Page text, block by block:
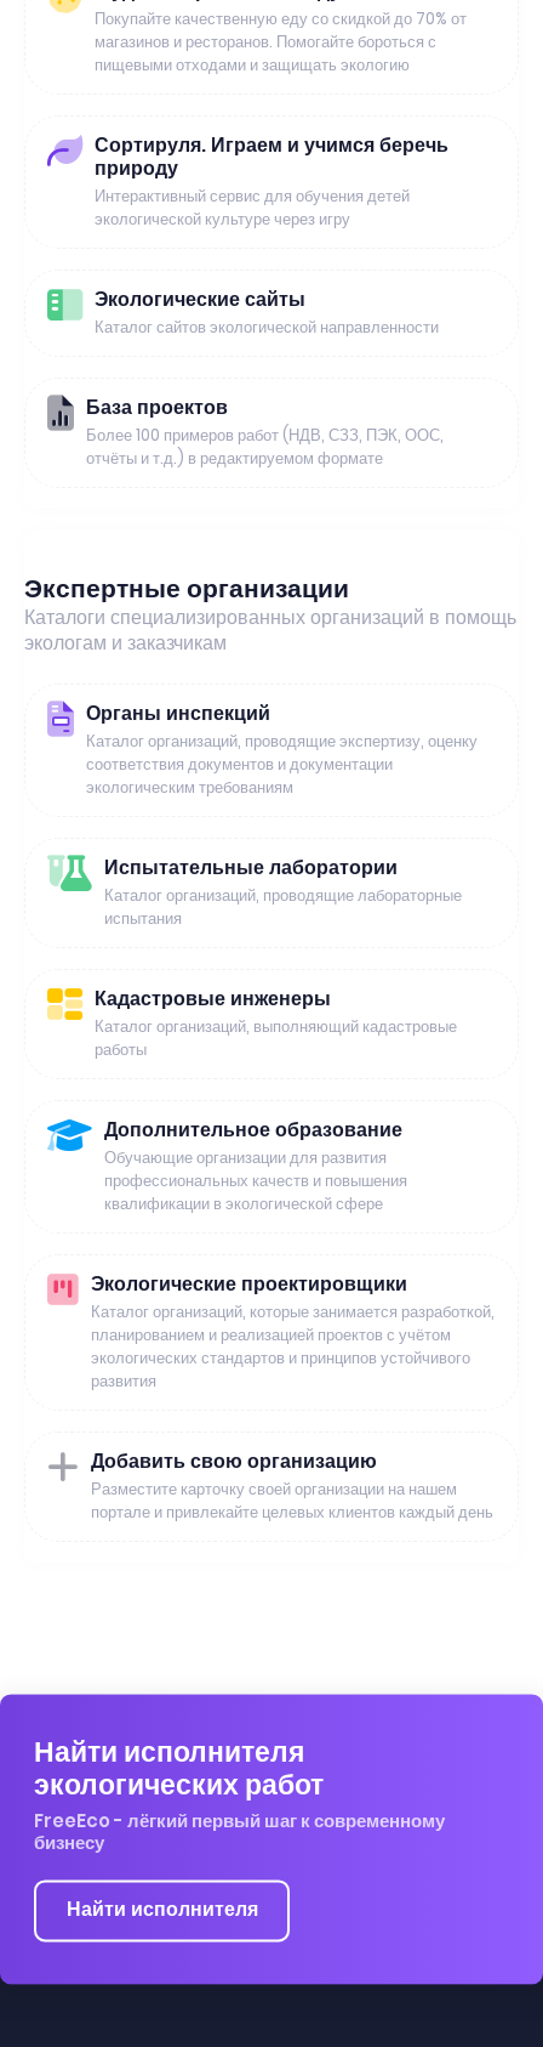
Покупайте качественную еду со скидкой до 70% от
магазинов и ресторанов. Помогайте бороться с
пищевыми отходами и защищать экологию
Сортируля. Играем и учимся беречь
природу
Интерактивный сервис для обучения детей
экологической культуре через игру
Экологические сайты
Каталог сайтов экологической направленности
База проектов
Более 100 примеров работ (НДВ, СЗЗ, ПЭК, ООС,
отчёты и т.д.) в редактируемом формате
Экспертные организации
Каталоги специализированных организаций в помощь
экологам и заказчикам
Органы инспекций
Каталог организаций, проводящие экспертизу, оценку
соответствия документов и документации
экологическим требованиям
Испытательные лаборатории
Каталог организаций, проводящие лабораторные
испытания
Кадастровые инженеры
Каталог организаций, выполняющий кадастровые
работы
Дополнительное образование
Обучающие организации для развития
профессиональных качеств и повышения
квалификации в экологической сфере
Экологические проектировщики
Каталог организаций, которые занимается разработкой,
планированием и реализацией проектов с учётом
экологических стандартов и принципов устойчивого
развития
Добавить свою организацию
Разместите карточку своей организации на нашем
портале и привлекайте целевых клиентов каждый день
Найти исполнителя
экологических работ
FreeEco - лёгкий первый шаг к современному
бизнесу
Найти исполнителя